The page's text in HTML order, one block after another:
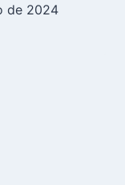
de 2024